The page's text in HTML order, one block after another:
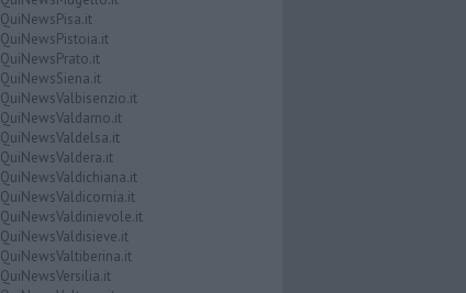
QuiNewsPisa.it
QuiNewsPistoia.it
QuiNewsPrato.it
QuiNewsSiena.it
QuiNewsValbisenzio.it
QuiNewsValdarno.it
QuiNewsValdelsa.it
QuiNewsValdera.it
QuiNewsValdichiana.it
QuiNewsValdicornia.it
QuiNewsValdinievole.it
QuiNewsValdisieve.it
QuiNewsValtiberina.it
QuiNewsVersilia.it